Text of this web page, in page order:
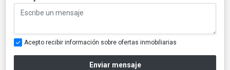
Acepto recibir información sobre ofertas inmobiliarias
Enviar mensaje